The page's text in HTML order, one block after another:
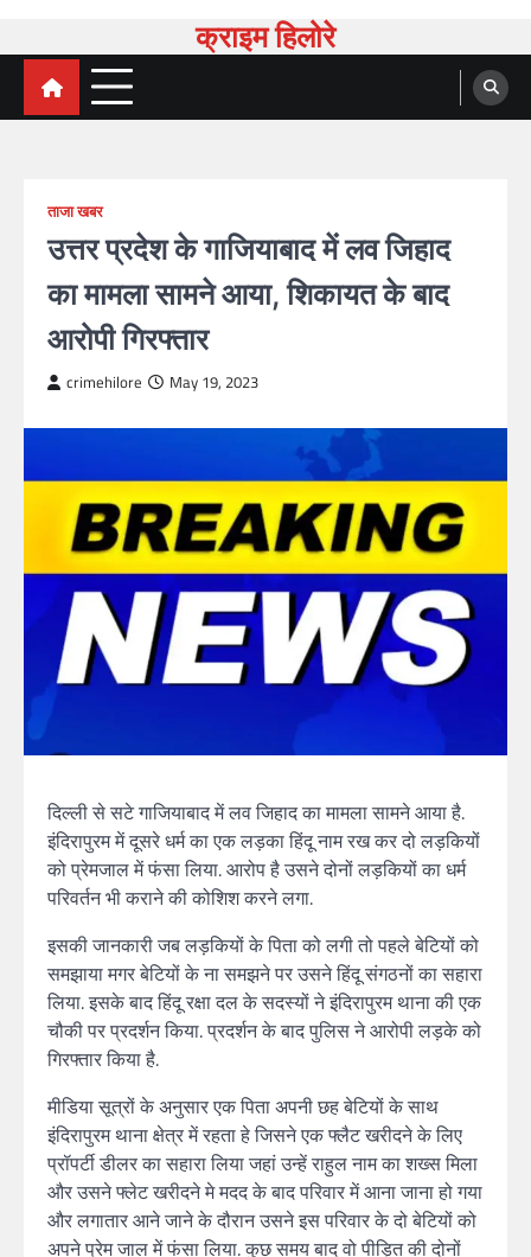
क्राइम हिलोरे
ताजा खबर
उत्तर प्रदेश के गाजियाबाद में लव जिहाद
का मामला सामने आया, शिकायत के बाद
आरोपी गिरफ्तार
crimehilore May 19, 2023
दिल्ली से सटे गाजियाबाद में लव जिहाद का मामला सामने आया है.
इंदिरापुरम में दूसरे धर्म का एक लड़का हिंदू नाम रख कर दो लड़कियों
को प्रेमजाल में फंसा लिया. आरोप है उसने दोनों लड़कियों का धर्म
परिवर्तन भी कराने की कोशिश करने लगा.
इसकी जानकारी जब लड़कियों के पिता को लगी तो पहले बेटियों को
समझाया मगर बेटियों के ना समझने पर उसने हिंदू संगठनों का सहारा
लिया. इसके बाद हिंदू रक्षा दल के सदस्यों ने इंदिरापुरम थाना की एक
चौकी पर प्रदर्शन किया. प्रदर्शन के बाद पुलिस ने आरोपी लड़के को
गिरफ्तार किया है.
मीडिया सूत्रों के अनुसार एक पिता अपनी छह बेटियों के साथ
इंदिरापुरम थाना क्षेत्र में रहता हे जिसने एक फ्लैट खरीदने के लिए
प्रॉपर्टी डीलर का सहारा लिया जहां उन्हें राहुल नाम का शख्स मिला
और उसने फ्लेट खरीदने मे मदद के बाद परिवार में आना जाना हो गया
और लगातार आने जाने के दौरान उसने इस परिवार के दो बेटियों को
अपने प्रेम जाल में फंसा लिया. कुछ समय बाद वो पीड़ित की दोनों